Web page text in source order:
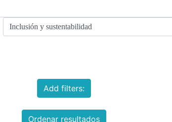
Add filters:
Ordenar resultados